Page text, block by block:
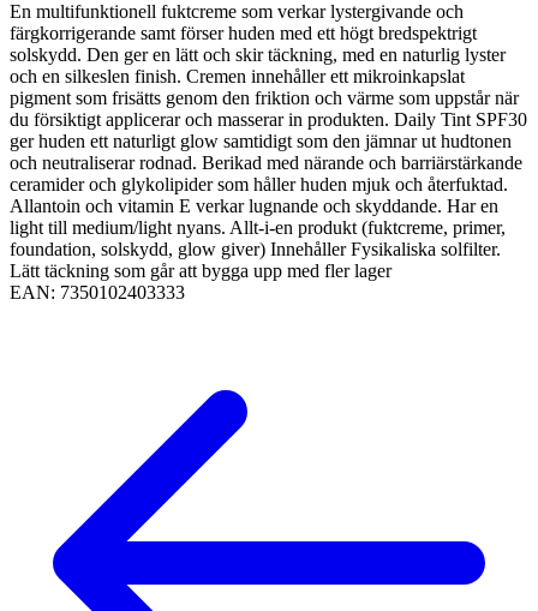
En multifunktionell fuktcreme som verkar lystergivande och
färgkorrigerande samt förser huden med ett högt bredspektrigt
solskydd. Den ger en lätt och skir täckning, med en naturlig lyster
och en silkeslen finish. Cremen innehåller ett mikroinkapslat
pigment som frisätts genom den friktion och värme som uppstår när
du försiktigt applicerar och masserar in produkten. Daily Tint SPF30
ger huden ett naturligt glow samtidigt som den jämnar ut hudtonen
och neutraliserar rodnad. Berikad med närande och barriärstärkande
ceramider och glykolipider som håller huden mjuk och återfuktad.
Allantoin och vitamin E verkar lugnande och skyddande. Har en
light till medium/light nyans. Allt-i-en produkt (fuktcreme, primer,
foundation, solskydd, glow giver) Innehåller Fysikaliska solfilter.
Lätt täckning som går att bygga upp med fler lager
EAN: 7350102403333